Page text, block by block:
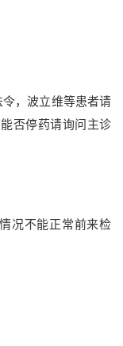
，波立维等患者请
否停药请询问主诊
况不能正常前来检